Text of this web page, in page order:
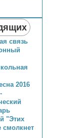
связь
2016
"Этих
смолкнет